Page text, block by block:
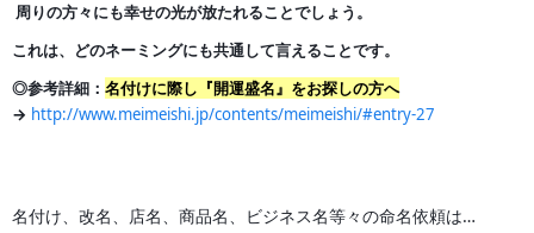
周りの方々にも幸せの光が放たれることでしょう。
これは、どのネーミングにも共通して言えることです。
◎参考詳細： 名付けに際し『開運盛名』をお探しの方へ
→ http://www.meimeishi.jp/contents/meimeishi/#entry-27
名付け、改名、店名、商品名、ビジネス名等々の命名依頼は…